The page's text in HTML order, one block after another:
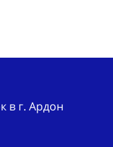
в г. Ардон